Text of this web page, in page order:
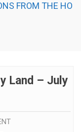
FROM THE HO
Land – July